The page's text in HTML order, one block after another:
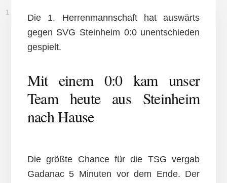
12. APRIL 2015
Die 1. Herrenmannschaft hat auswärts
gegen SVG Steinheim 0:0 unentschieden
gespielt.
Mit einem 0:0 kam unser
Team heute aus Steinheim
nach Hause
Die größte Chance für die TSG vergab
Gadanac 5 Minuten vor dem Ende. Der